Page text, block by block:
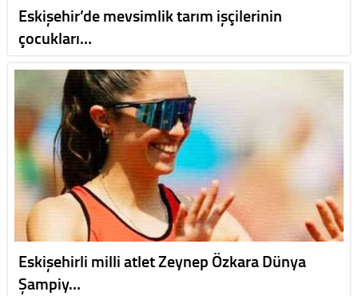
Eskişehir’de mevsimlik tarım işçilerinin
çocukları…
Eskişehirli milli atlet Zeynep Özkara Dünya
Şampiy…